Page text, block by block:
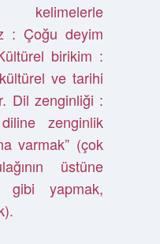
kelimelerle
: Çoğu deyim
birikim :
ve tarihi
Dil zenginliği :
zenginlik
varmak” (çok
üstüne
gibi yapmak,